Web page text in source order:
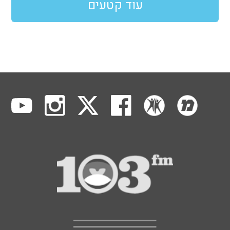
עוד קטעים